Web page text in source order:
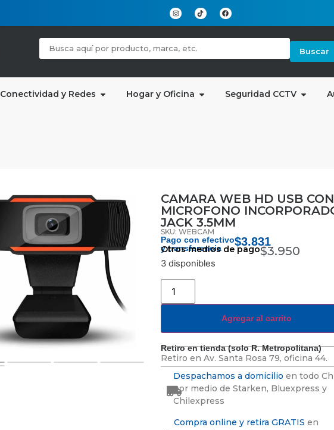
Buscar
Conectividad y Redes Hogar y Oficina Seguridad CCTV
CAMARA WEB HD USB CON
MICROFONO
JACK 3.5MM
SKU: WEBCAM
Pago con efectivo
y transferencia
$3.831
Otros medios de pago$3.950
3 disponibles
Agregar al carrito
Retiro en tienda (solo R. Metropolitana)
Retiro en Av. Santa Rosa 79, oficina 44.
Despachamos a domicilio en todo
por medio de Starken, Bluexpress y
Chilexpress
Compra online y retira GRATIS en